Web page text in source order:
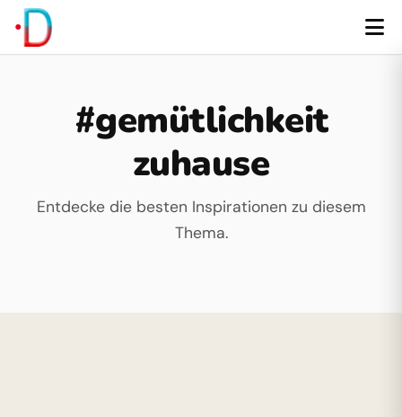
#gemütlichkeit
zuhause
Entdecke die besten Inspirationen zu diesem
Thema.